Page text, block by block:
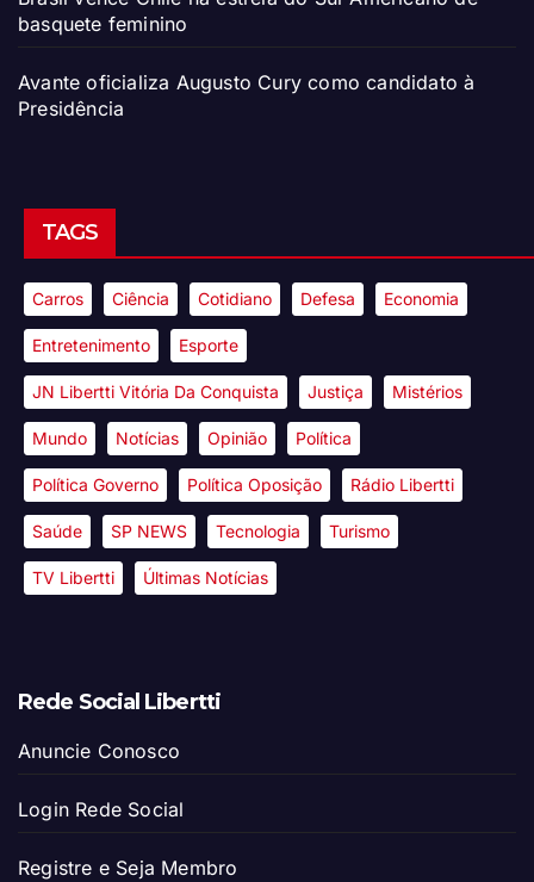
basquete feminino
Avante oficializa Augusto Cury como candidato à
Presidência
TAGS
Carros Ciência Cotidiano Defesa Economia
Entretenimento Esporte
JN Libertti Vitória Da Conquista Justiça Mistérios
Mundo Notícias Opinião Política
Política Governo Política Oposição Rádio Libertti
Saúde SP NEWS Tecnologia Turismo
TV Libertti Últimas Notícias
Rede Social Libertti
Anuncie Conosco
Login Rede Social
Registre e Seja Membro